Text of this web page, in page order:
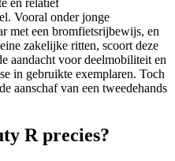
Vooral onder jonge
met een bromfietsrijbewijs, en
zakelijke ritten, scoort deze
aandacht voor deelmobiliteit en
in gebruikte exemplaren. Toch
aanschaf van een tweedehands
R precies?